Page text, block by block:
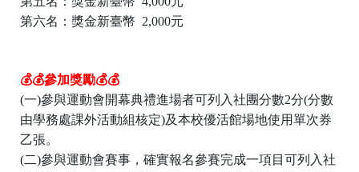
第六名：獎金新臺幣 2,000元
💰💰參加獎勵💰💰
(一)參與運動會開幕典禮進場者可列入社團分數2分(分數
由學務處課外活動組核定)及本校優活館場地使用單次券
乙張。
(二)參與運動會賽事，確實報名參賽完成一項目可列入社